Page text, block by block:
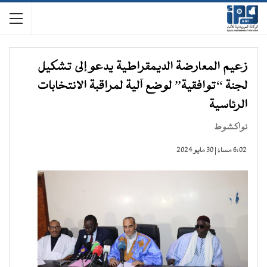
زعيم المعارضة الديمقراطية يدعو إلى تشكيل
لجنة “توافقية” لوضع آلية لمراقبة الانتخابات
الرئاسية
نواكشوط
6:02 مساءً | 30 مايو 2024